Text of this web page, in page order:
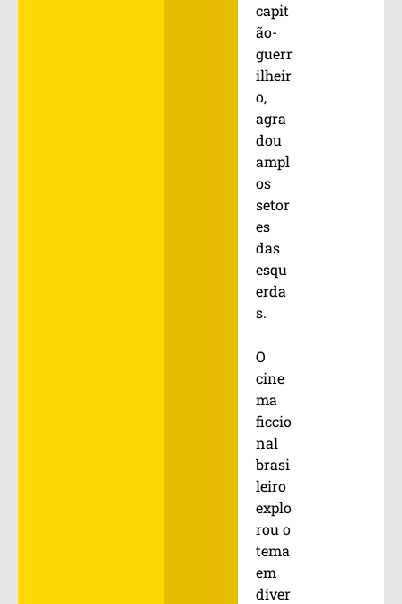
capit
ão-
guerr
ilheir
o,
agra
dou
ampl
os
setor
es
das
esqu
erda
s.
O
cine
ma
ficcio
nal
brasi
leiro
explo
rou o
tema
em
diver